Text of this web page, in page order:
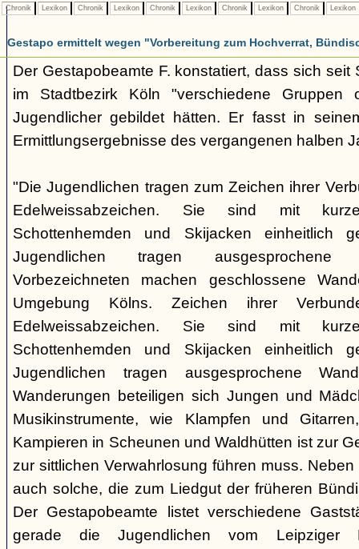
Chronik Lexikon Chronik Lexikon Chronik Lexikon Chronik Lexikon Chronik Lexikon
Gestapo ermittelt wegen "Vorbereitung zum Hochverrat,
Der Gestapobeamte F. konstatiert, dass sich seit
im Stadtbezirk Köln "verschiedene Gruppen
Jugendlicher gebildet hätten. Er fasst in
Ermittlungsergebnisse des vergangenen halben
"Die Jugendlichen tragen zum Zeichen ihrer
Edelweissabzeichen. Sie sind mit
Schottenhemden und Skijacken einheitlich
Jugendlichen tragen ausgesprochene
Vorbezeichneten machen geschlossene
Umgebung Kölns. Zeichen ihrer
Edelweissabzeichen. Sie sind mit
Schottenhemden und Skijacken einheitlich
Jugendlichen tragen ausgesprochene
Wanderungen beteiligen sich Jungen und
Musikinstrumente, wie Klampfen und
Kampieren in Scheunen und Waldhütten ist zur
zur sittlichen Verwahrlosung führen muss.
auch solche, die zum Liedgut der früheren
Der Gestapobeamte listet verschiedene
gerade die Jugendlichen vom